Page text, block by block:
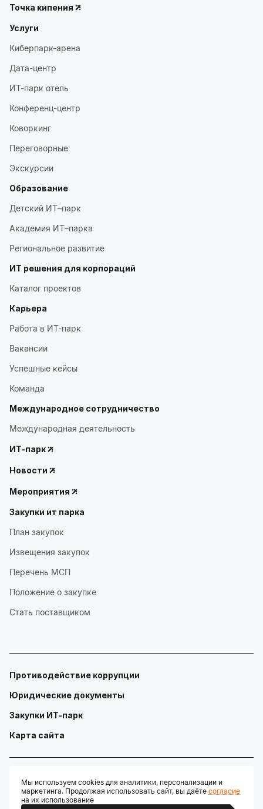
Точка кипения
Услуги
Киберпарк-арена
Дата-центр
ИТ-парк отель
Конференц-центр
Коворкинг
Переговорные
Экскурсии
Образование
Детский ИТ–парк
Академия ИТ–парка
Региональное развитие
ИТ решения для корпораций
Каталог проектов
Карьера
Работа в ИТ-парк
Вакансии
Успешные кейсы
Команда
Международное сотрудничество
Международная деятельность
ИТ-парк
Новости
Мероприятия
Закупки ит парка
План закупок
Извещения закупок
Перечень МСП
Положение о закупке
Стать поставщиком
Противодействие коррупции
Юридические документы
Закупки ИТ-парк
Карта сайта
© ГАУ "Технопарк в сфере высоких технологий «ИТ-парк»"
Разработано:
Мы используем cookies для аналитики, персонализации и
маркетинга. Продолжая использовать сайт, вы даёте согласие
на их использование